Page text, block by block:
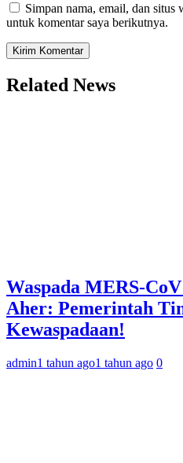
Simpan nama, email, dan situs
untuk komentar saya berikutnya.
Related News
Waspada MERS-
Aher: Pemerintah
Kewaspadaan!
admin1 tahun ago1 tahun ago 0